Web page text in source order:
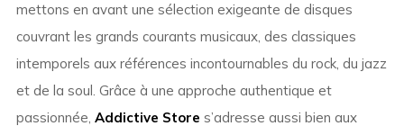
mettons en avant une sélection exigeante de disques
couvrant les grands courants musicaux, des classiques
intemporels aux références incontournables du rock, du jazz
et de la soul. Grâce à une approche authentique et
passionnée, Addictive Store s’adresse aussi bien aux